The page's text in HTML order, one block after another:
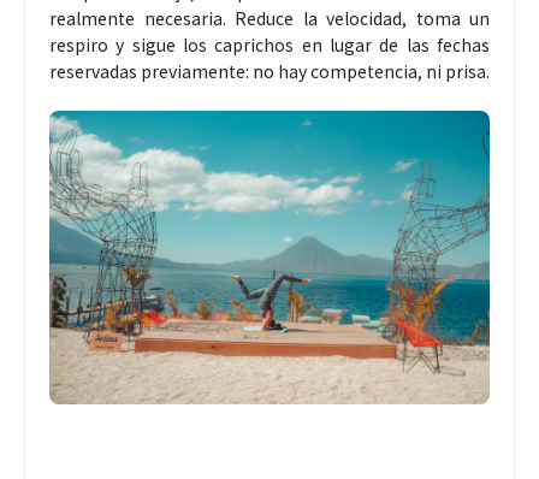
realmente necesaria. Reduce la velocidad, toma un
respiro y sigue los caprichos en lugar de las fechas
reservadas previamente: no hay competencia, ni prisa.